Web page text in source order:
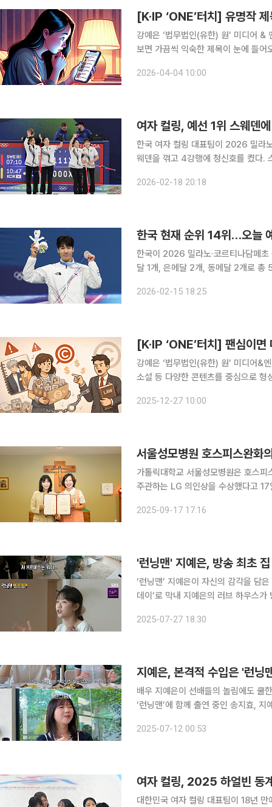
[K·IP ‘ONE’터치] 유명작
강예은 ‘법무법인(유한) 원’ 미디어 & 엔터테인먼트팀 변호
보면 가끔씩 익숙한 제목이 눈에 들
받아들이는 경우도 있지만, 검색이 힘
2026-04-04 10:00
한국 여자 컬링 대표팀이 2026 밀라
웨덴을 꺾고 4강행에 청신호를 켰다. 스킵 김은지, 서드 김민지, 세컨드 김수지, 리드 설예은, 핍스
림픽 스타디움에서 열린 스웨덴과 라
2026-02-18 20:18
한국 현재 순위 14위…오늘
한국이 2026 밀라노·코르티나담페
달 1개, 은메달 2개, 동메달 2개로 총
날 쇼트트랙 여자 3000ｍ 계주에서
2026-02-15 18:25
[K·IP ‘ONE’터치] 팬심이
강예은 ‘법무법인(유한) 원’ 미디어&엔터테인먼트팀 변호사
소설 등 다양한 콘텐츠를 중심으로 형
달로 그 규모가 눈에 띄게 커졌다. 이
2025-12-27 10:00
서울성모병원 호스피스완화
가톨릭대학교 서울성모병원은 호스
주관하는 LG 의인상을 수상했다고 17일 밝혔다. LG 의인상은 2015년 제정
성모병원 호스피스완화의료센터 경
2025-09-17 17:16
'런닝맨' 지예은, 방송 최초
‘런닝맨’ 지예은이 자신의 감각을 담은 집을 공개했다. 27일 방송된
데이’로 막내 지예은의 러브 하우스가 방송 최초 공개됐다. 이날
로 지예은은의 집은 마치 모델 하우스
2025-07-27 18:30
지예은, 본격적 수입은 '런
배우 지예은이 선배들의 놀림에도 쿨한 모습을 보였다. 11일 지석진
‘런닝맨’에 함께 출연 중인 송지효, 지예은,
답했다. 이에 지석진은 “얘가 본격적
2025-07-12 00:53
대한민국 여자 컬링 대표팀이 18년 만에 동